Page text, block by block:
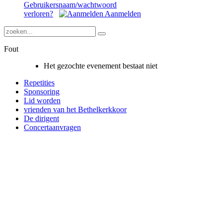
Gebruikersnaam/wachtwoord
verloren?
Aanmelden
Fout
Het gezochte evenement bestaat niet
Repetities
Sponsoring
Lid worden
vrienden van het Bethelkerkkoor
De dirigent
Concertaanvragen